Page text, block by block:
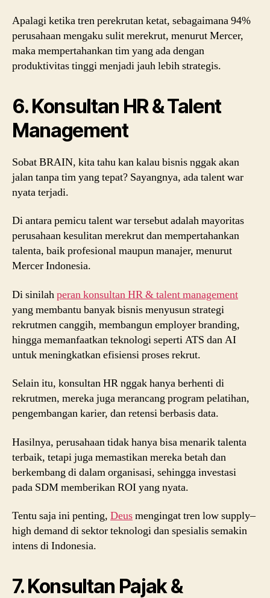
Apalagi ketika tren perekrutan ketat, sebagaimana 94%
perusahaan mengaku sulit merekrut, menurut Mercer,
maka mempertahankan tim yang ada dengan
produktivitas tinggi menjadi jauh lebih strategis.
6. Konsultan HR & Talent
Management
Sobat BRAIN, kita tahu kan kalau bisnis nggak akan
jalan tanpa tim yang tepat? Sayangnya, ada talent war
nyata terjadi.
Di antara pemicu talent war tersebut adalah mayoritas
perusahaan kesulitan merekrut dan mempertahankan
talenta, baik profesional maupun manajer, menurut
Mercer Indonesia.
Di sinilahperan konsultan HR & talent management
yang membantu banyak bisnis menyusun strategi
rekrutmen canggih, membangun employer branding,
hingga memanfaatkan teknologi seperti ATS dan AI
untuk meningkatkan efisiensi proses rekrut.
Selain itu, konsultan HR nggak hanya berhenti di
rekrutmen, mereka juga merancang program pelatihan,
pengembangan karier, dan retensi berbasis data.
Hasilnya, perusahaan tidak hanya bisa menarik talenta
terbaik, tetapi juga memastikan mereka betah dan
berkembang di dalam organisasi, sehingga investasi
pada SDM memberikan ROI yang nyata.
Tentu saja ini penting, Deusmengingat tren low supply–
high demand di sektor teknologi dan spesialis semakin
intens di Indonesia.
7. Konsultan Pajak &